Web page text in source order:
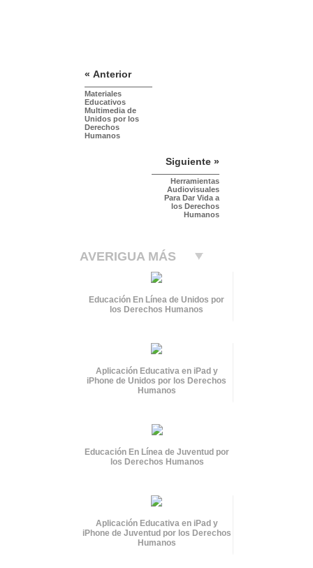
« Anterior
Materiales
Educativos
Multimedia de
Unidos por los
Derechos
Humanos
Siguiente »
Herramientas
Audiovisuales
Para Dar Vida a
los Derechos
Humanos
AVERIGUA MÁS
Educación En Línea de Unidos por
los Derechos Humanos
Aplicación Educativa en iPad y
iPhone de Unidos por los Derechos
Humanos
Educación En Línea de Juventud por
los Derechos Humanos
Aplicación Educativa en iPad y
iPhone de Juventud por los Derechos
Humanos